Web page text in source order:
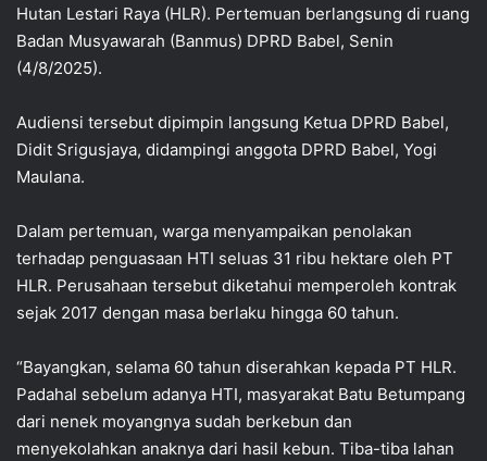
Hutan Lestari Raya (HLR). Pertemuan berlangsung di ruang
Badan Musyawarah (Banmus) DPRD Babel, Senin
(4/8/2025).
Audiensi tersebut dipimpin langsung Ketua DPRD Babel,
Didit Srigusjaya, didampingi anggota DPRD Babel, Yogi
Maulana.
Dalam pertemuan, warga menyampaikan penolakan
terhadap penguasaan HTI seluas 31 ribu hektare oleh PT
HLR. Perusahaan tersebut diketahui memperoleh kontrak
sejak 2017 dengan masa berlaku hingga 60 tahun.
“Bayangkan, selama 60 tahun diserahkan kepada PT HLR.
Padahal sebelum adanya HTI, masyarakat Batu Betumpang
dari nenek moyangnya sudah berkebun dan
menyekolahkan anaknya dari hasil kebun. Tiba-tiba lahan